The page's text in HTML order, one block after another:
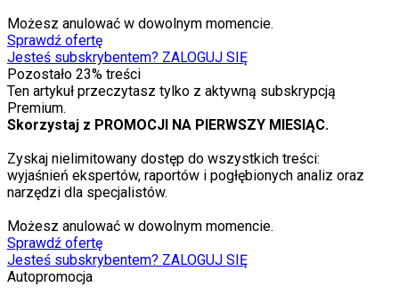
Możesz anulować w dowolnym momencie.
Sprawdź ofertę
Jesteś subskrybentem? ZALOGUJ SIĘ
Pozostało 23% treści
Ten artykuł przeczytasz tylko z aktywną subskrypcją
Premium.
Skorzystaj z PROMOCJI NA PIERWSZY MIESIĄC.
Zyskaj nielimitowany dostęp do wszystkich treści:
wyjaśnień ekspertów, raportów i pogłębionych analiz oraz
narzędzi dla specjalistów.
Możesz anulować w dowolnym momencie.
Sprawdź ofertę
Jesteś subskrybentem? ZALOGUJ SIĘ
Autopromocja